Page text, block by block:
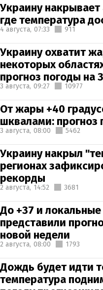
Украину
где температура
4 августа, 07:33 911
Украину охватит
некоторых
прогноз погоды на
3 августа, 09:27 10977
От жары +40
шквалами: прогноз
3 августа, 08:00 5462
Украину накрыл
регионах
рекорды
2 августа, 14:52 3681
До +37 и
представили
новой недели
2 августа, 08:00 1793
Дождь будет идти
температура